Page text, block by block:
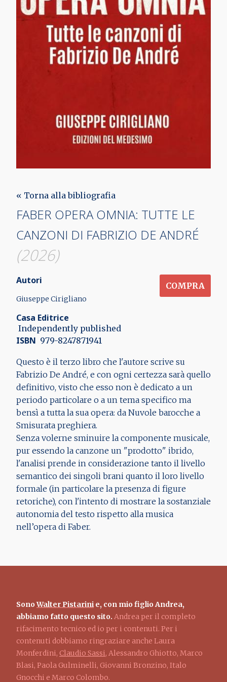
« Torna alla bibliografia
FABER OPERA OMNIA: TUTTE LE
CANZONI DI FABRIZIO DE ANDRÉ
(2026)
Autori
Giuseppe Cirigliano
Casa Editrice
‎ Independently published
ISBN ‎ 979-8247871941
COMPRA
Questo è il terzo libro che l'autore scrive su
Fabrizio De André, e con ogni certezza sarà quello
definitivo, visto che esso non è dedicato a un
periodo particolare o a un tema specifico ma
bensì a tutta la sua opera: da Nuvole barocche a
Smisurata preghiera.
Senza volerne sminuire la componente musicale,
pur essendo la canzone un "prodotto" ibrido,
l'analisi prende in considerazione tanto il livello
semantico dei singoli brani quanto il loro livello
formale (in particolare la presenza di figure
retoriche), con l'intento di mostrare la sostanziale
autonomia del testo rispetto alla musica
nell’opera di Faber.
SonoWalter Pistarini e, con mio figlio Andrea,
abbiamo fatto questo sito. Andrea per il completo
rifacimento tecnico ed io per i contenuti. Per i
contenuti dobbiamo ringraziare anche Laura
Monferdini, Claudio Sassi, Alessandro Ghiotto, Marco
Blasi, Paola Gulminelli, Giovanni Bronzino, Italo
Gnocchi e Marco Colombo.